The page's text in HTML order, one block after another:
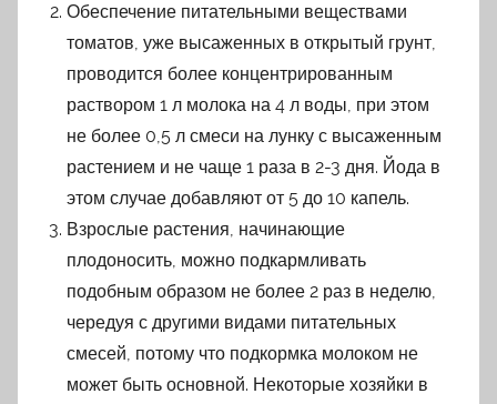
Обеспечение питательными веществами
томатов, уже высаженных в открытый грунт,
проводится более концентрированным
раствором 1 л молока на 4 л воды, при этом
не более 0,5 л смеси на лунку с высаженным
растением и не чаще 1 раза в 2-3 дня. Йода в
этом случае добавляют от 5 до 10 капель.
Взрослые растения, начинающие
плодоносить, можно подкармливать
подобным образом не более 2 раз в неделю,
чередуя с другими видами питательных
смесей, потому что подкормка молоком не
может быть основной. Некоторые хозяйки в